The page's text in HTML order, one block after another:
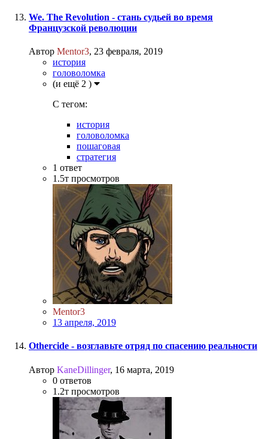
We. The Revolution - cтань судьей во время
Французской революции
Автор Mentor3, 23 февраля, 2019
история
головоломка
(и ещё 2 )
C тегом:
история
головоломка
пошаговая
стратегия
1 ответ
1.5т просмотров
Mentor3
13 апреля, 2019
Othercide - возглавьте отряд по спасению реальности
Автор KaneDillinger, 16 марта, 2019
0 ответов
1.2т просмотров